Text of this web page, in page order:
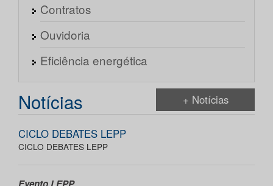
Contratos
Ouvidoria
Eficiência energética
Notícias + Notícias
CICLO DEBATES LEPP
CICLO DEBATES LEPP